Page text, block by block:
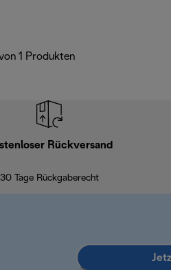
1 Produkten
Rückversand
30 Tage Rückgaberecht